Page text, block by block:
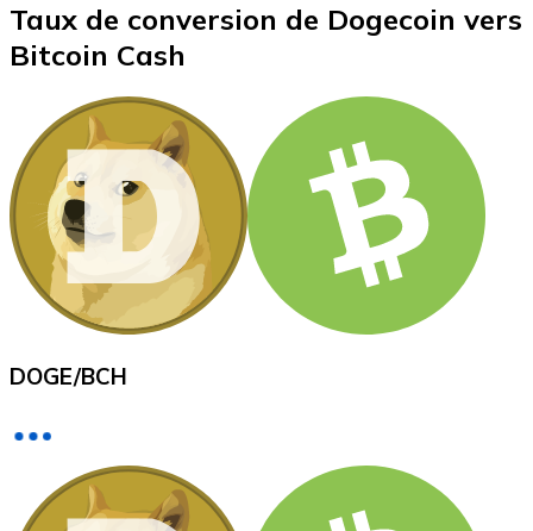
XRP
XRP
Voir toutes
Achetez des cryptomonnaies en espèces et d'autres
Virement SEPA
Ajoutez des fonds à votre compte Bitnovo ou
Taux de conversion de Dogecoin vers
Bitcoin Cash
DOGE/BCH